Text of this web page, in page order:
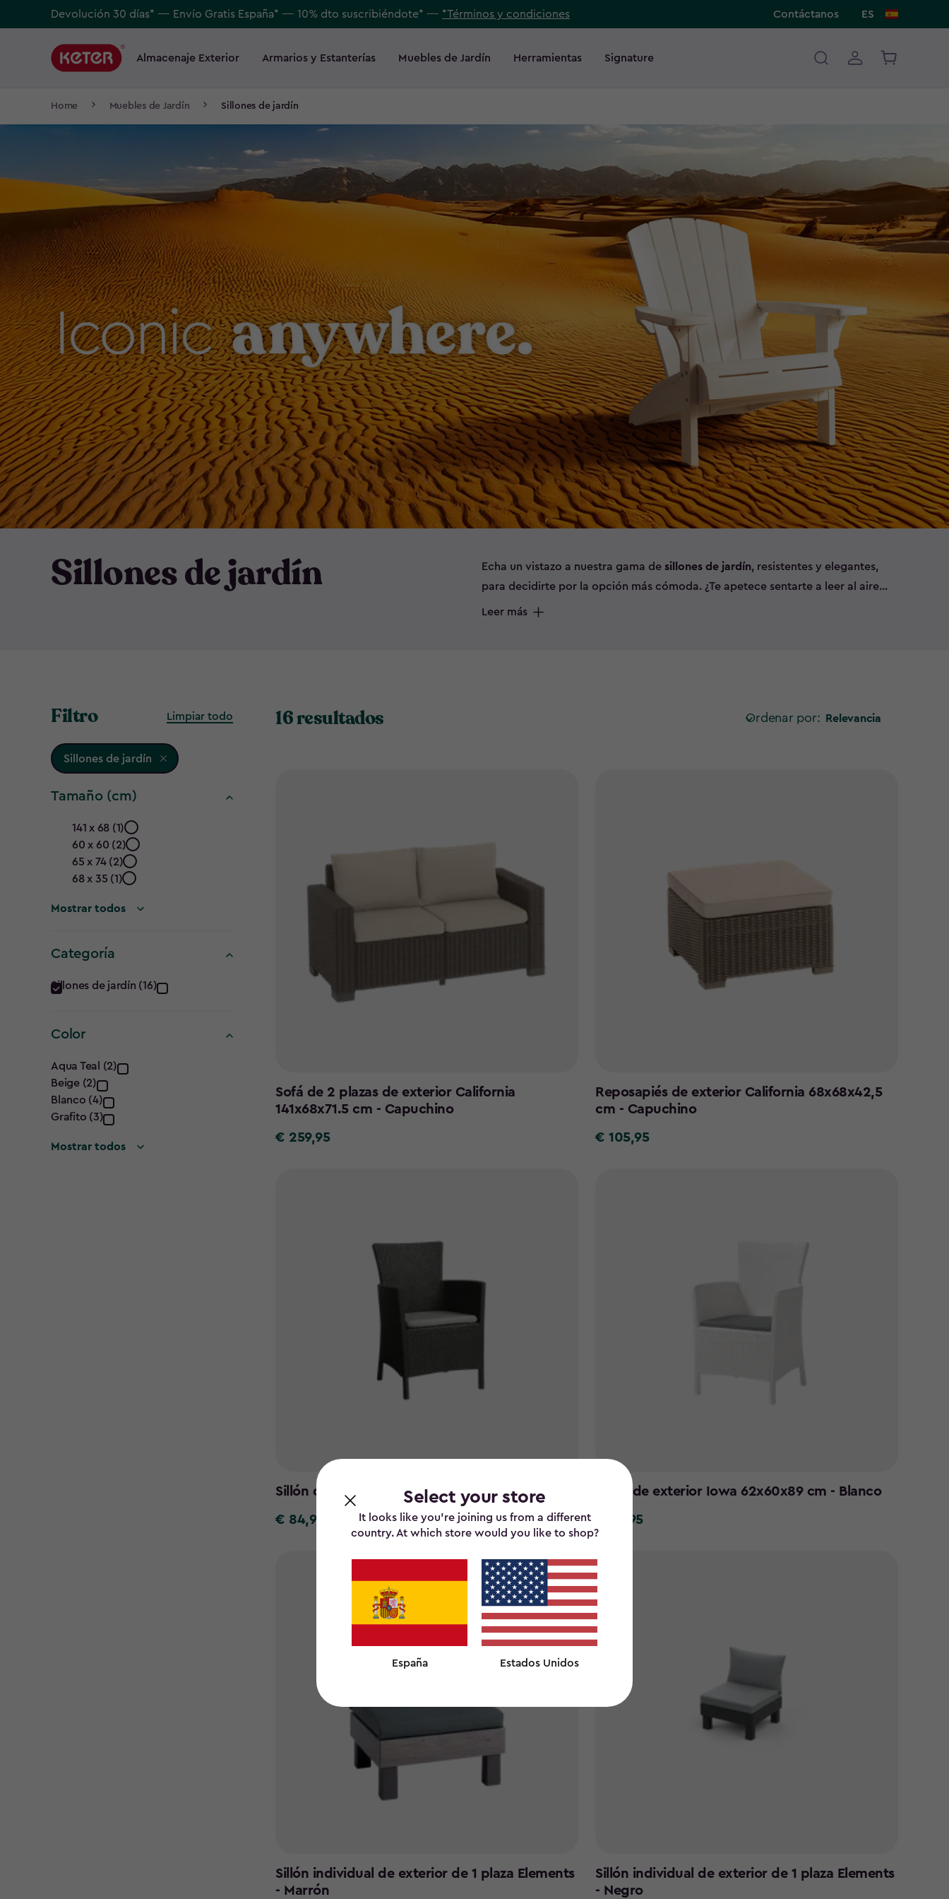
Select your store
It looks like you’re joining us from a different
country. At which store would you like to shop?
España Estados Unidos
to
Devolución 30 días* ---- Envío Gratis España* ---- 10% dto suscribiéndote* ---- *Términos y condiciones Contáctanos ES
navigation
Almacenaje Exterior Armarios y Estanterías Muebles de Jardín Herramientas Signature
Main
Home Muebles de Jardín Sillones de jardín
Sillones de jardín Echa un vistazo a nuestra gama de sillones de jardín, resistentes y elegantes,
para decidirte por la opción más cómoda. ¿Te apetece sentarte a leer al aire
libre o prefieres tomarte un café cómodamente? No hay problema, tenemos la
Leer más
Filtro Limpiar todo
Sillones de jardín
Tamaño (cm)
Tamaño
(cm)
filter
141 x 68 (1)
60 x 60 (2)
65 x 74 (2)
68 x 35 (1)
Mostrar todos
Categoría
Categoría
filter
Sillones de jardín (16)
Color
Color
filter
Aqua Teal (2)
Beige (2)
Blanco (4)
Grafito (3)
Mostrar todos
Ordenar por: Relevancia
16 resultados
Sofá de 2 plazas de exterior California
141x68x71.5 cm - Capuchino
€
€ 259,95
Reposapiés de exterior California 68x68x42,5
cm - Capuchino
€
€ 105,95
Sillón de exterior Iowa 62x60x89 cm - Grafito
€
€ 84,99
Sillón de exterior Iowa 62x60x89 cm - Blanco
85,95
€ 85,95
Sillón individual de exterior de 1 plaza Elements
- Marrón
Sillón individual de exterior de 1 plaza Elements
- Negro